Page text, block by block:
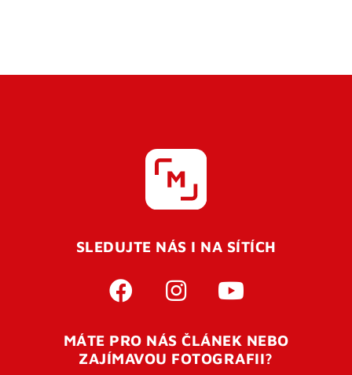
SLEDUJTE NÁS I NA SÍTÍCH
MÁTE PRO NÁS ČLÁNEK NEBO
ZAJÍMAVOU FOTOGRAFII?